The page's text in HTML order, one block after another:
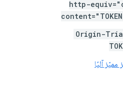
http-
Origin-
آليًا